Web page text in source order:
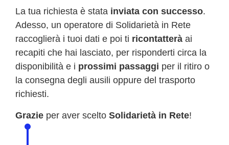
La tua richiesta è stata inviata con successo.
Adesso, un operatore di Solidarietà in Rete
raccoglierà i tuoi dati e poi ti ricontatterà ai
recapiti che hai lasciato, per risponderti circa la
disponibilità e i prossimi passaggi per il ritiro o
la consegna degli ausili oppure del trasporto
richiesti.
Grazie per aver scelto Solidarietà in Rete!